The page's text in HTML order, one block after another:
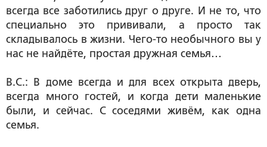
всегда все заботились друг о друге. И не то, что
специально это прививали, а просто так
складывалось в жизни. Чего-то необычного вы у
нас не найдёте, простая дружная семья…
В.С.: В доме всегда и для всех открыта дверь,
всегда много гостей, и когда дети маленькие
были, и сейчас. С соседями живём, как одна
семья.